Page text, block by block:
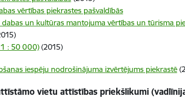
vērtības piekrastes pašvaldībās
dabas un kultūras mantojuma vērtības un tūrisma
: 50 000)(2015)
iespēju nodrošinājuma izvērtējums piekrastē
vietu attīstības priekšlikumi